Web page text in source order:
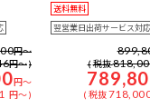
円～
円～
円～
円～
送料無料
翌営業日出荷サービス対応
税抜
税抜